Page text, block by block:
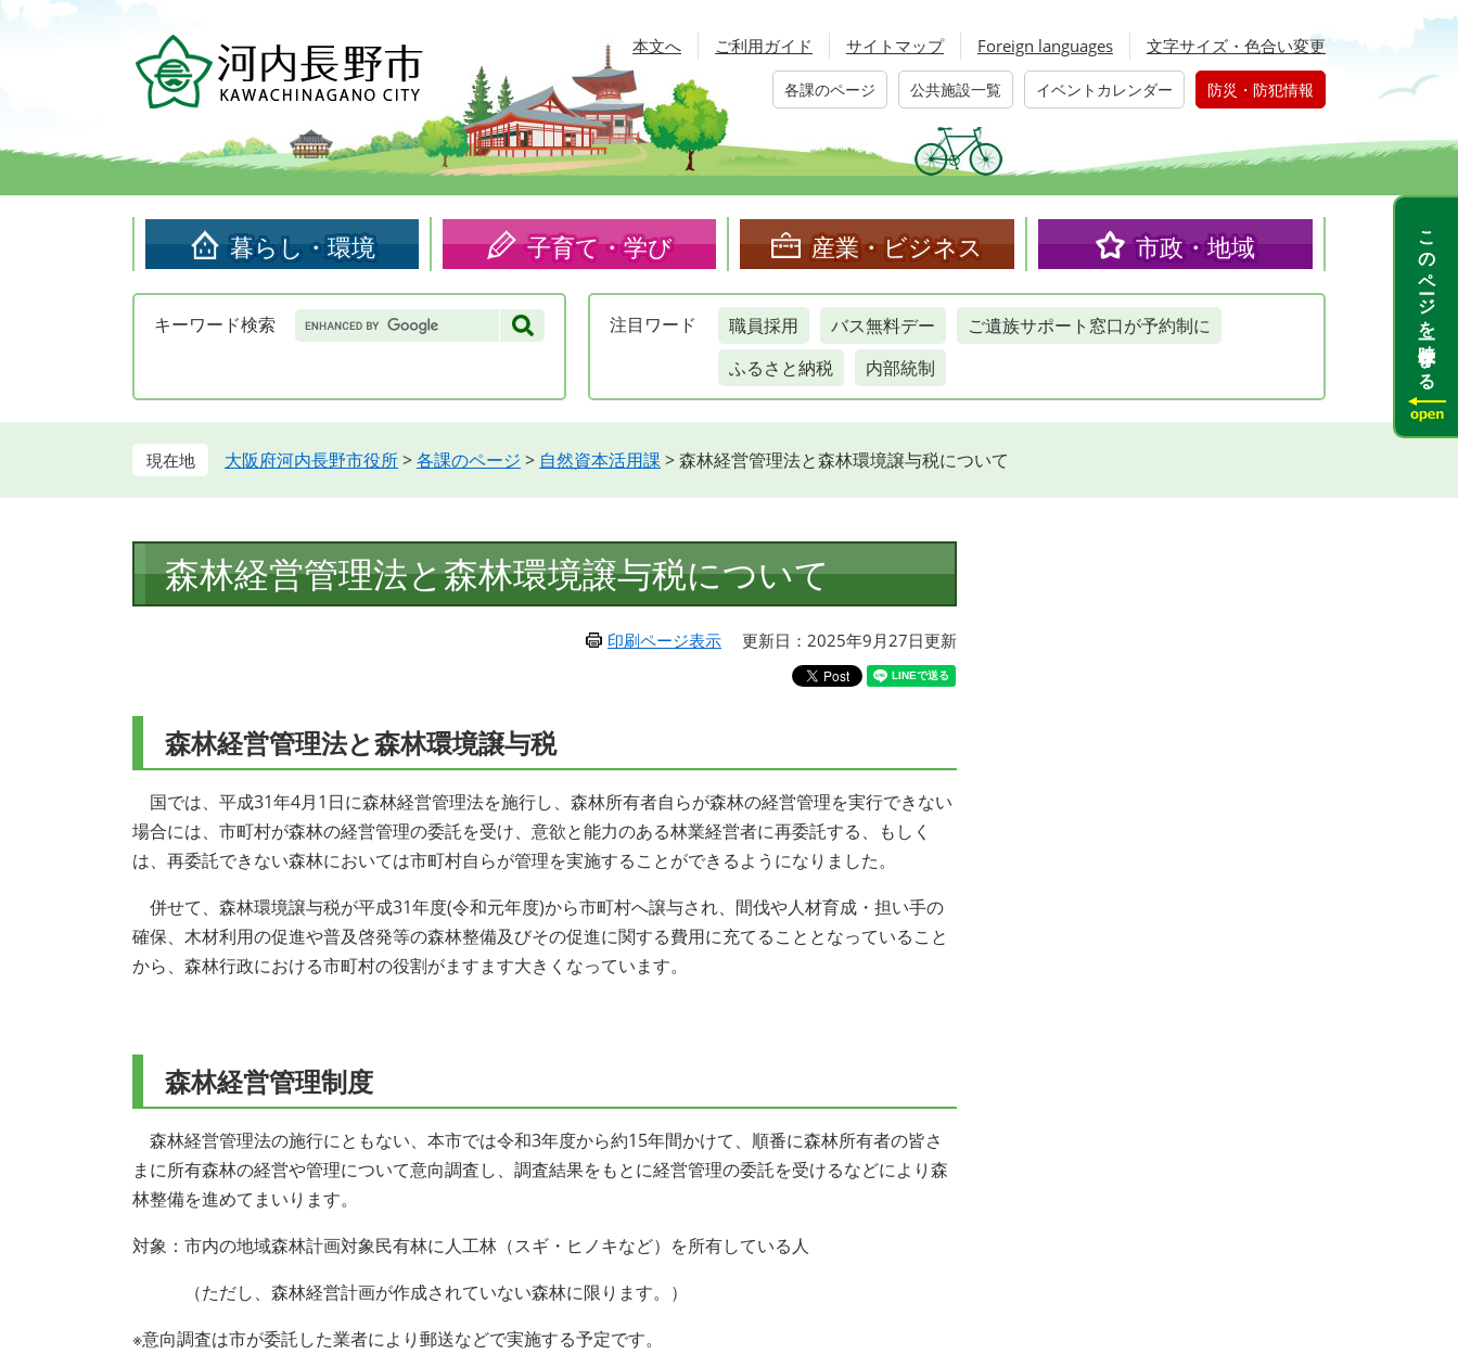
頭
す。
飛
し
本文へ ご利用ガイド サイトマップ Foreign languages 文字サイズ・色合い変更
各課のページ 公共施設一覧 イベントカレンダー 防災・防犯情報
暮らし・環境 子育て・学び 産業・ビジネス 市政・地域
キーワード検索 Google
カ
検
注目 ワード 職員採用 バス無料デー
ご遺族サポート窓口が予約制に
ふるさと納税
内部統制
大阪府河内長野市役所>各課のページ > 自然資本活用課 >森林経営管理法と森林環境譲与税について
文
森林経営管理法と森林環境譲与税について
印刷ページ表示 更新日：2025年9月27日更新
森林経営管理法と森林環境譲与税
国では、平成31年4月1日に森林経営管理法を施行し、森林所有者自らが森林の経営管理を実行できない
場合には、市町村が森林の経営管理の委託を受け、意欲と能力のある林業経営者に再委託する、もしく
は、再委託できない森林においては市町村自らが管理を実施することができるようになりました。
併せて、森林環境譲与税が平成31年度(令和元年度)から市町村へ譲与され、間伐や人材育成・担い手の
確保、木材利用の促進や普及啓発等の森林整備及びその促進に関する費用に充てることとなっていること
から、森林行政における市町村の役割がますます大きくなっています。
森林経営管理制度
森林経営管理法の施行にともない、本市では令和3年度から約15年間かけて、順番に森林所有者の皆さ
まに所有森林の経営や管理について意向調査し、調査結果をもとに経営管理の委託を受けるなどにより森
林整備を進めてまいります。
対象：市内の地域森林計画対象民有林に人工林（スギ・ヒノキなど）を所有している人
（ただし、森林経営計画が作成されていない森林に限ります。）
※意向調査は市が委託した業者により郵送などで実施する予定です。
このページを一時保存する